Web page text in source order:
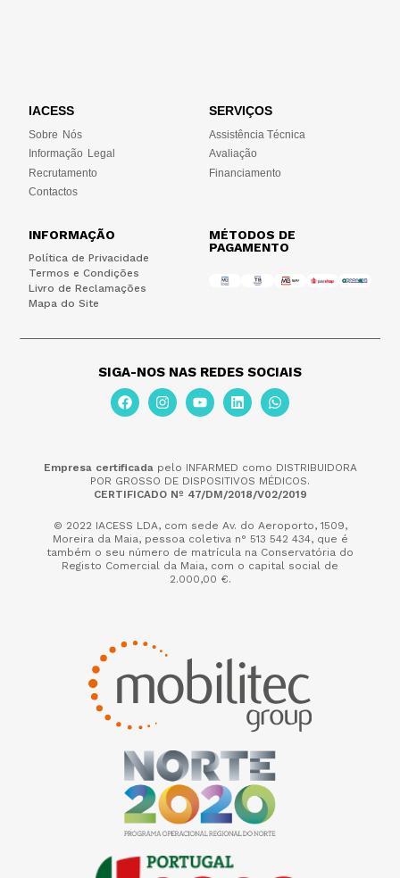
IACESS
Sobre Nós
Informação Legal
Recrutamento
Contactos
SERVIÇOS
Assistência Técnica
Avaliação
Financiamento
INFORMAÇÃO
Política de Privacidade
Termos e Condições
Livro de Reclamações
Mapa do Site
MÉTODOS DE
PAGAMENTO
SIGA-NOS NAS REDES SOCIAIS
Empresa certificadapelo INFARMED como DISTRIBUIDORA
POR GROSSO DE DISPOSITIVOS MÉDICOS.
CERTIFICADO Nº 47/DM/2018/V02/2019
© 2022 IACESS LDA, com sede Av. do Aeroporto, 1509,
Moreira da Maia, pessoa coletiva n° 513 542 434, que é
também o seu número de matrícula na Conservatória do
Registo Comercial da Maia, com o capital social de
2.000,00 €.